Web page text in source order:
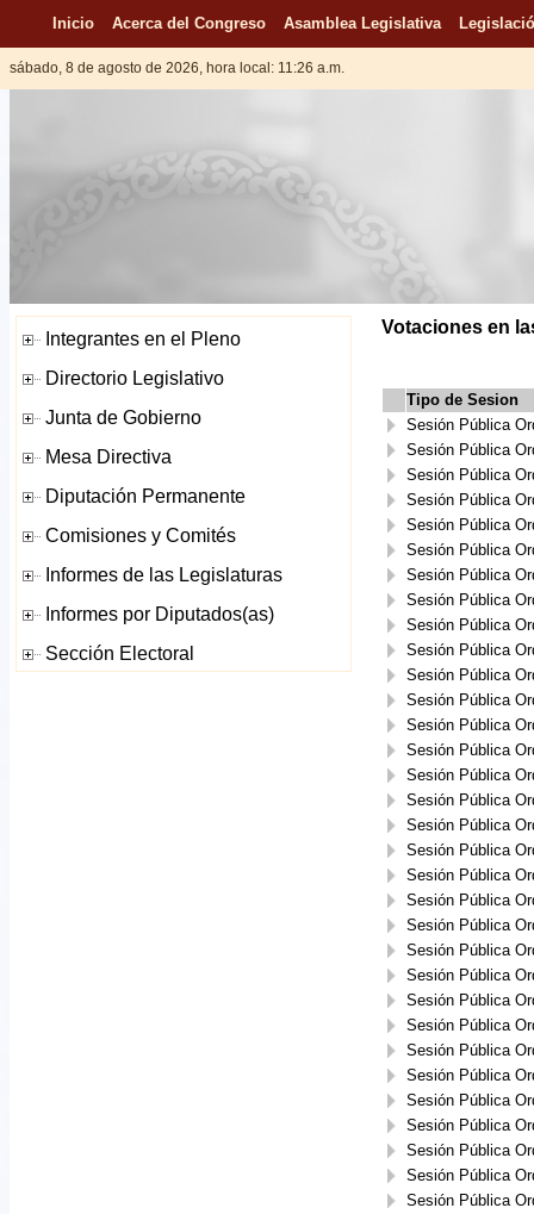
Inicio Acerca del Congreso Asamblea Legislativa
sábado, 8 de agosto de 2026, hora local: 11:26 a.m.
Votaciones en
Tipo de Sesion
Sesión Pública
Sesión Pública
Sesión Pública
Sesión Pública
Sesión Pública
Sesión Pública
Sesión Pública
Sesión Pública
Sesión Pública
Sesión Pública
Sesión Pública
Sesión Pública
Sesión Pública
Sesión Pública
Sesión Pública
Sesión Pública
Sesión Pública
Sesión Pública
Sesión Pública
Sesión Pública
Sesión Pública
Sesión Pública
Sesión Pública
Sesión Pública
Sesión Pública
Sesión Pública
Sesión Pública
Sesión Pública
Sesión Pública
Sesión Pública
Sesión Pública
Sesión Pública